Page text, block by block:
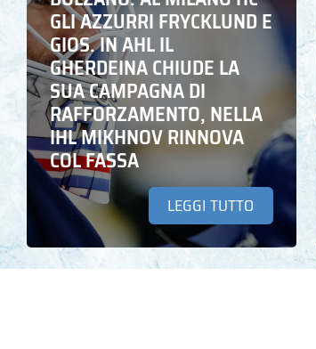
GLI AZZURRI FRYCKLUND E
GIOS. IN AHL IL
GHERDEINA CHIUDE LA
SUA CAMPAGNA DI
RAFFORZAMENTO, NELLA
IHL MIKHNOV RINNOVA
COL FASSA
LEGGI TUTTO